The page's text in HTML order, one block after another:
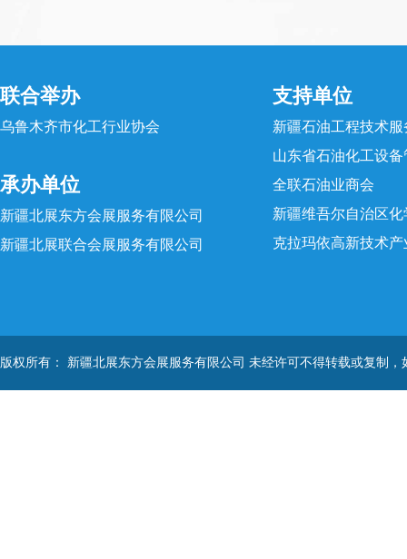
联合举办
乌鲁木齐市化工行业协会
承办单位
新疆北展东方会展服务有限公司
新疆北展联合会展服务有限公司
支持单位
新疆石油工程技术
山东省石油化工设
全联石油业商会
新疆维吾尔自治区化
克拉玛依高新技术
版权所有： 新疆北展东方会展服务有限公司 未经许可不得转载或复制